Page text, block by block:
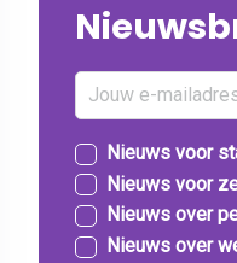
Nieuws voor
Nieuws voor
Nieuws over
Nieuws over